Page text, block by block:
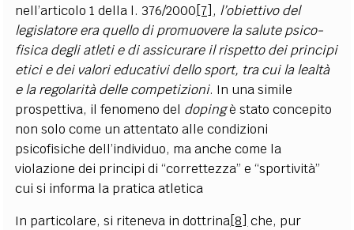
nell’articolo 1 della l. 376/2000[7] , l’obiettivo del
legislatore era quello di promuovere la salute psico-
fisica degli atleti e di assicurare il rispetto dei principi
etici e dei valori educativi dello sport, tra cui la lealtà
e la regolarità delle competizioni. In una simile
prospettiva, il fenomeno del dopingè stato concepito
non solo come un attentato alle condizioni
psicofisiche dell’individuo, ma anche come la
violazione dei principi di “correttezza” e “sportività”
cui si informa la pratica atletica
In particolare, si riteneva in dottrina[8] che, pur